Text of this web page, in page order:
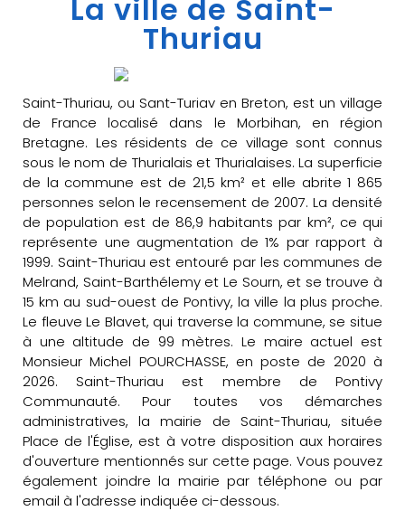
La ville de Saint-
Thuriau
Saint-Thuriau, ou Sant-Turiav en Breton, est un village
de France localisé dans le Morbihan, en région
Bretagne. Les résidents de ce village sont connus
sous le nom de Thurialais et Thurialaises. La superficie
de la commune est de 21,5 km² et elle abrite 1 865
personnes selon le recensement de 2007. La densité
de population est de 86,9 habitants par km², ce qui
représente une augmentation de 1% par rapport à
1999. Saint-Thuriau est entouré par les communes de
Melrand, Saint-Barthélemy et Le Sourn, et se trouve à
15 km au sud-ouest de Pontivy, la ville la plus proche.
Le fleuve Le Blavet, qui traverse la commune, se situe
à une altitude de 99 mètres. Le maire actuel est
Monsieur Michel POURCHASSE, en poste de 2020 à
2026. Saint-Thuriau est membre de Pontivy
Communauté. Pour toutes vos démarches
administratives, la mairie de Saint-Thuriau, située
Place de l'Église, est à votre disposition aux horaires
d'ouverture mentionnés sur cette page. Vous pouvez
également joindre la mairie par téléphone ou par
email à l'adresse indiquée ci-dessous.